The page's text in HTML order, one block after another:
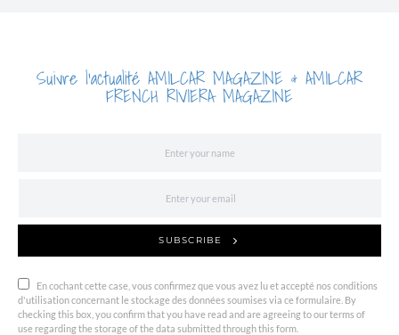
Suivre l'actualité AMILCAR MAGAZINE & AMILCAR
FRENCH RIVIERA MAGAZINE
SUBSCRIBE
En cochant cette case, vous confirmez que vous avez lu et accepté nos conditions
d'utilisation concernant le stockage des données soumises via ce formulaire. By
checking this box, you confirm that you have read and are agreeing to our terms of
use regarding the storage of the data submitted through this form.